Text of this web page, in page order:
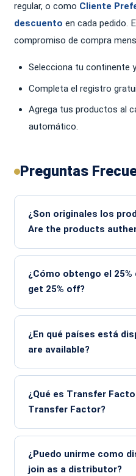
regular, o como Cliente
descuento en cada pedido.
compromiso de compra
Selecciona tu continente
Completa el registro
Agrega tus productos al
automático.
Preguntas
¿Son originales los
Are the products
¿Cómo obtengo el 25%
get 25% off?
¿En qué países está
are available?
¿Qué es Transfer
Transfer Factor?
¿Puedo unirme como
join as a distributor?